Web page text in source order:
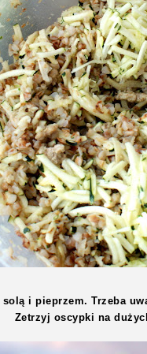
i pieprzem. Trzeba
Zetrzyj oscypki na